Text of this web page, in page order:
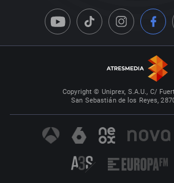
Copyright © Uniprex, S.A.U., C/
San Sebastián de los Reyes,